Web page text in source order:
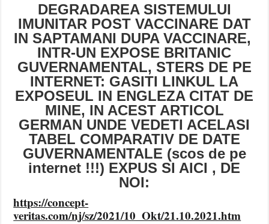
DEGRADAREA SISTEMULUI
IMUNITAR POST VACCINARE DAT
IN SAPTAMANI DUPA VACCINARE,
INTR-UN EXPOSE BRITANIC
GUVERNAMENTAL, STERS DE PE
INTERNET: GASITI LINKUL LA
EXPOSEUL IN ENGLEZA CITAT DE
MINE, IN ACEST ARTICOL
GERMAN UNDE VEDETI ACELASI
TABEL COMPARATIV DE DATE
GUVERNAMENTALE (scos de pe
internet !!!) EXPUS SI AICI , DE
NOI:
https://concept-
veritas.com/nj/sz/2021/10_Okt/21.10.2021.htm